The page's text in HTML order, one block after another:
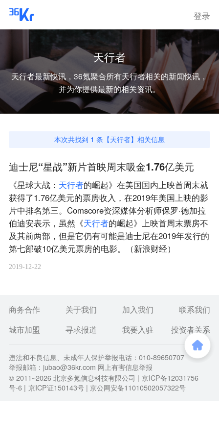
登录
天行者
天行者最新快讯，36氪聚合所有天行者相关的新闻快讯，
并为你提供最新的相关资讯。
本次共找到 1 条【天行者】相关信息
迪士尼“星战”新片首映周末吸金1.76亿美元
《星球大战： 天行者的崛起》在美国国内上映首周末就
获得了1.76亿美元的票房收入，在2019年美国上映的影
片中排名第三。Comscore资深媒体分析师保罗·德加拉
伯迪安表示，虽然《天行者的崛起》上映首周末票房不
及其前两部，但是它仍有可能是迪士尼在2019年发行的
第七部破10亿美元票房的电影。（新浪财经）
2019-12-22
商务合作 关于我们 加入我们
联系我们
城市加盟
寻求报道 我要入驻 投资者关系
违法和不良信息、未成年人保护举报电话：010-89650707
举报邮箱：jubao@36kr.com 网上有害信息举报
© 2011~2026北京多氪信息科技有限公司 | 京ICP备12031756
号-6 | 京ICP证150143号 | 京公网安备11010502057322号